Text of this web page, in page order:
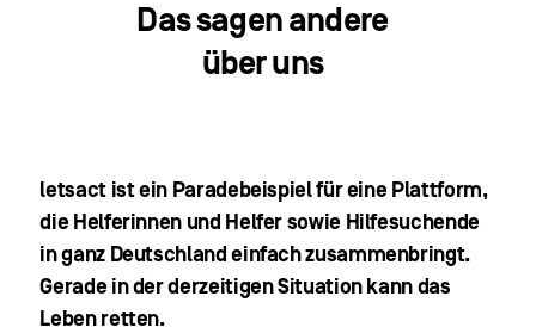
Das sagen andere
über uns
letsact ist ein Paradebeispiel für eine Plattform,
die Helferinnen und Helfer sowie Hilfesuchende
in ganz Deutschland einfach zusammenbringt.
Gerade in der derzeitigen Situation kann das
Leben retten.